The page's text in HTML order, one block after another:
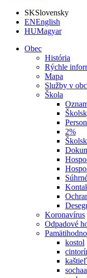
SKSlovensky
ENEnglish
HUMagyar
Obec
História
Rýchle
Mapa
Služby v
Škola
2%
Koronavírus
Odpadové
kostol
kaštieľ